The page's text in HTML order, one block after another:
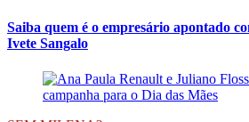
Saiba quem é o empresário apontado
Ivete Sangalo